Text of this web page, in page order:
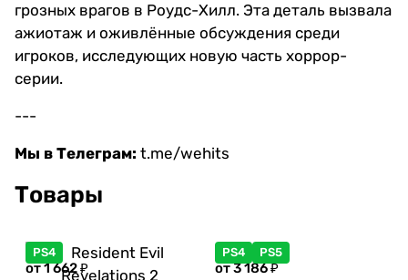
грозных врагов в Роудс-Хилл. Эта деталь вызвала
ажиотаж и оживлённые обсуждения среди
игроков, исследующих новую часть хоррор-
серии.
---
Мы в Телеграм: t.me/wehits
Товары
PS4
от 1 662 ₽
PS4 PS5
от 3 186 ₽